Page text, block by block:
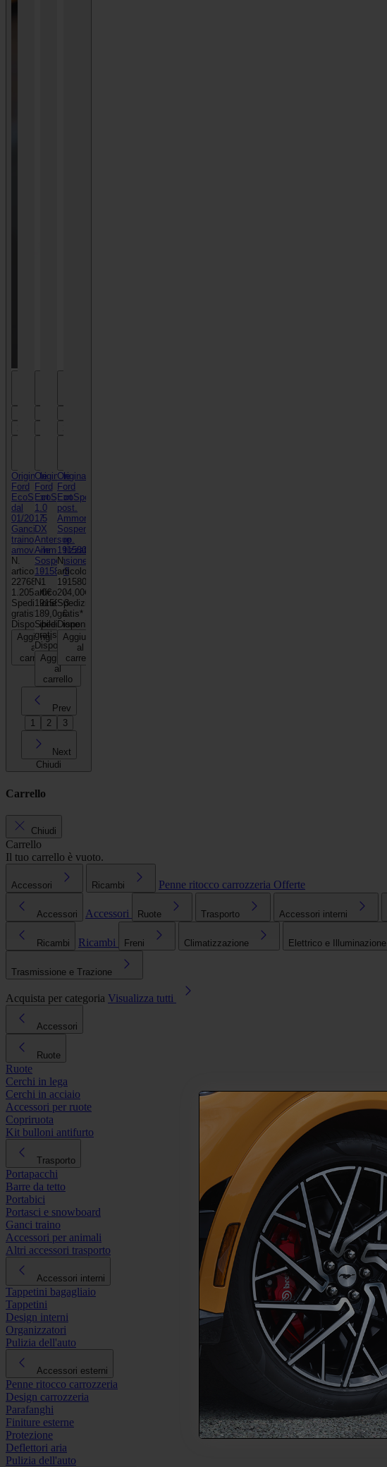
Originale
Ford
EcoSport
dal
01/2017
Gancio
traino
amovibile
N.
articolo:
2276851
1.205,00€
Spedizione
gratis*
Disponibile
Aggiungi
al
carrello
Originale
Ford
EcoSport
1.0
1.5
DX
Anteriore
Ammortizzatore
Sospensione
1915803
N.
articolo:
1915803
189,00€
Spedizione
gratis*
Disponibile
Aggiungi
al
carrello
Originale
Ford
EcoSport
post.
Ammortizzatore
Sospensione/Montaggio
sup.
1915807
N.
articolo:
1915807
204,00€
Spedizione
gratis*
Disponibile
Aggiungi
al
carrello
Prev
1
2 3
Next
Chiudi
Carrello
Chiudi
Carrello
Il tuo carrello è vuoto.
Accessori Ricambi Penne ritocco carrozzeria Offerte
Accessori Accessori Ruote Trasporto Accessori interni
Ricambi Ricambi Freni Climatizzazione Elettrico e Illuminazione
Trasmissione e Trazione
Acquista per categoria Visualizza tutti
Accessori
Ruote
Ruote
Cerchi in lega
Cerchi in acciaio
Accessori per ruote
Copriruota
Kit bulloni antifurto
Trasporto
Portapacchi
Barre da tetto
Portabici
Portasci e snowboard
Ganci traino
Accessori per animali
Altri accessori trasporto
Accessori interni
Tappetini bagagliaio
Tappetini
Design interni
Organizzatori
Pulizia dell'auto
Accessori esterni
Penne ritocco carrozzeria
Design carrozzeria
Parafanghi
Finiture esterne
Protezione
Deflettori aria
Pulizia dell'auto